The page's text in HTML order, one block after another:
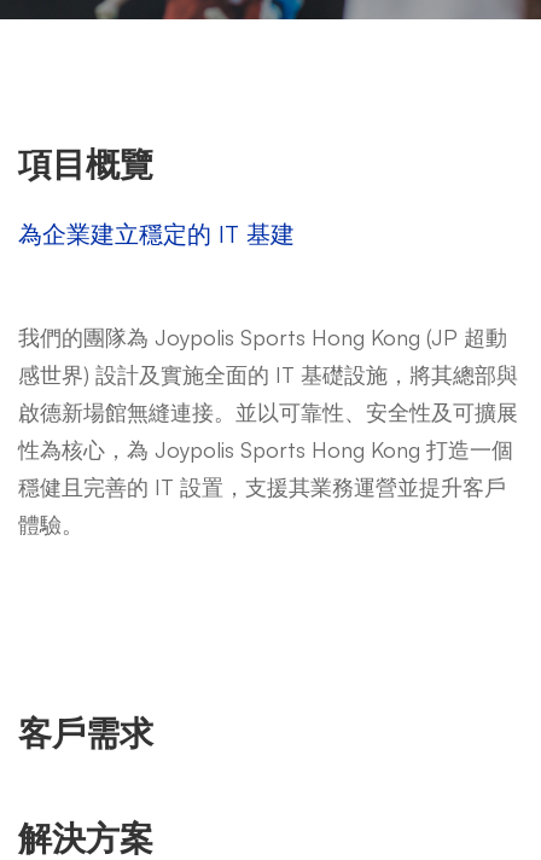
項目概覽
為企業建立穩定的 IT 基建
我們的團隊為 Joypolis Sports Hong Kong (JP 超動
感世界) 設計及實施全面的 IT 基礎設施，將其總部與
啟德新場館無縫連接。並以可靠性、安全性及可擴展
性為核心，為 Joypolis Sports Hong Kong 打造一個
穩健且完善的 IT 設置，支援其業務運營並提升客戶
體驗。
客戶需求
解決方案